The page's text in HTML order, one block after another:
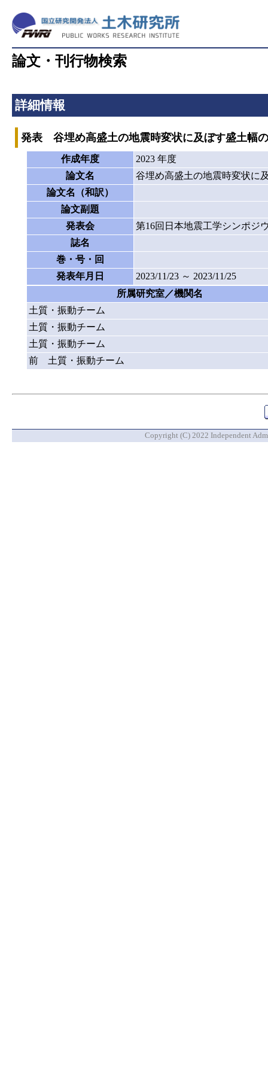
論文・刊行物検索
詳細情報
発表 谷埋め高盛土の地震時変状に及ぼす盛土幅
作成年度
2023 年度
論文名
谷埋め高盛土の地震時変状に
論文名（和訳）
論文副題
発表会
第16回日本地震工学シンポジ
誌名
巻・号・回
発表年月日
2023/11/23 ～ 2023/11/25
所属研究室／機関名
土質・振動チーム
土質・振動チーム
土質・振動チーム
前 土質・振動チーム
Copyright (C) 2022 Independent